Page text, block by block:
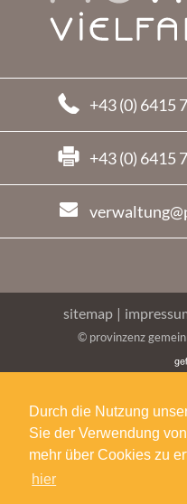
Durch die Nutzung
Sie der Verwendung
mehr über Cookies zu
hier
+43 (0) 6415
+43 (0) 6415
sitemap |
© provinzenz